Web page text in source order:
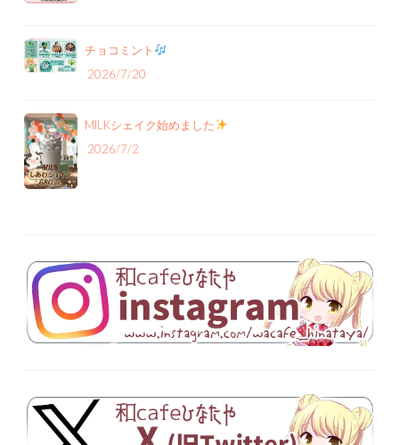
チョコミント
2026/7/20
MILKシェイク始めました
2026/7/2